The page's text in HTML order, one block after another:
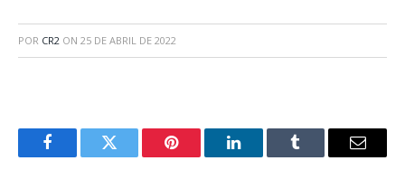
POR CR2 ON 25 DE ABRIL DE 2022
FacebookTwitter Pinterest LinkedInTumblr
E-